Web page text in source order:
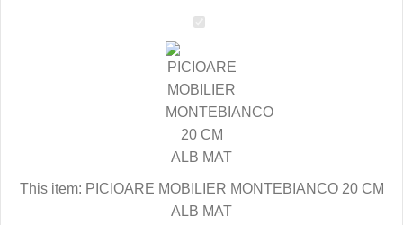
PICIOARE
MONTEBIANCO
20
CM
ALB
MAT
This item: PICIOARE MOBILIER MONTEBIANCO 20 CM
ALB MAT